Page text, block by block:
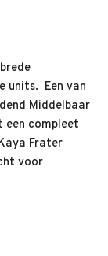
units. Een van
Middelbaar
een compleet
Frater
voor